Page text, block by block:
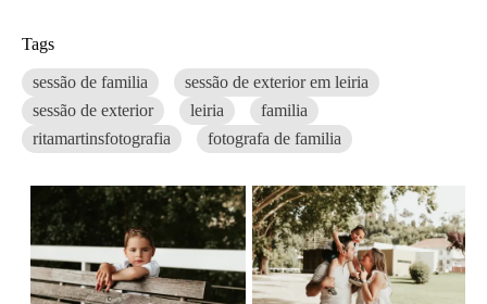
Tags
sessão de familia
sessão de exterior em leiria
sessão de exterior
leiria
familia
ritamartinsfotografia
fotografa de familia